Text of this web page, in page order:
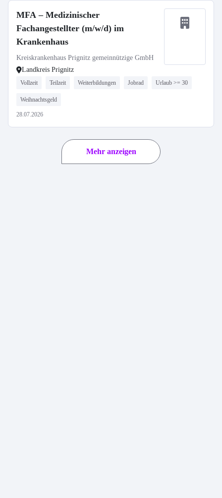
MFA – Medizinischer
Fachangestellter (m/w/d) im
Krankenhaus
Kreiskrankenhaus Prignitz gemeinnützige GmbH
Landkreis Prignitz
Vollzeit Teilzeit Weiterbildungen Jobrad Urlaub >= 30
Weihnachtsgeld
28.07.2026
Mehr anzeigen